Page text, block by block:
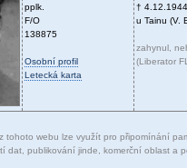
pplk.
F/O
138875
Osobní profil
Letecká karta
† 4.12.1944
u Tainu (V.
zahynul,
(Liberator
tohoto webu lze využít pro připomínání
dat, publikování jinde, komerční oblast a